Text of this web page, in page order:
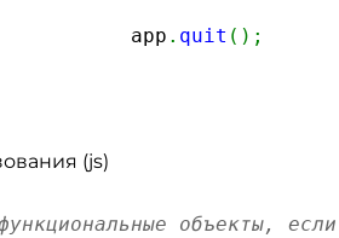
			app
. quit ( ) ;
(js)
объекты,